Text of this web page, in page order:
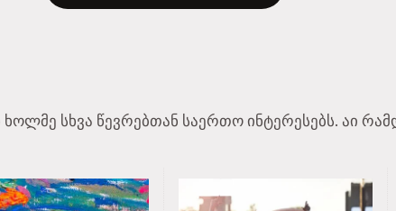
ხოლმე სხვა წევრებთან საერთო ინტერესებს. აი